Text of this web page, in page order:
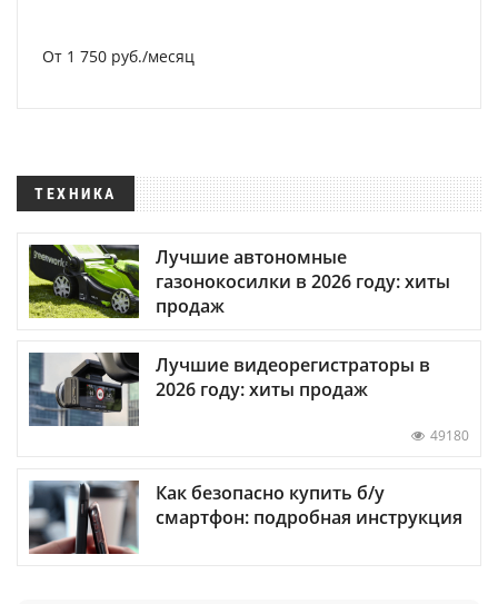
От 1 750 руб./месяц
ТЕХНИКА
Лучшие автономные
газонокосилки в 2026 году: хиты
продаж
Лучшие видеорегистраторы в
2026 году: хиты продаж
49180
Как безопасно купить б/у
смартфон: подробная инструкция